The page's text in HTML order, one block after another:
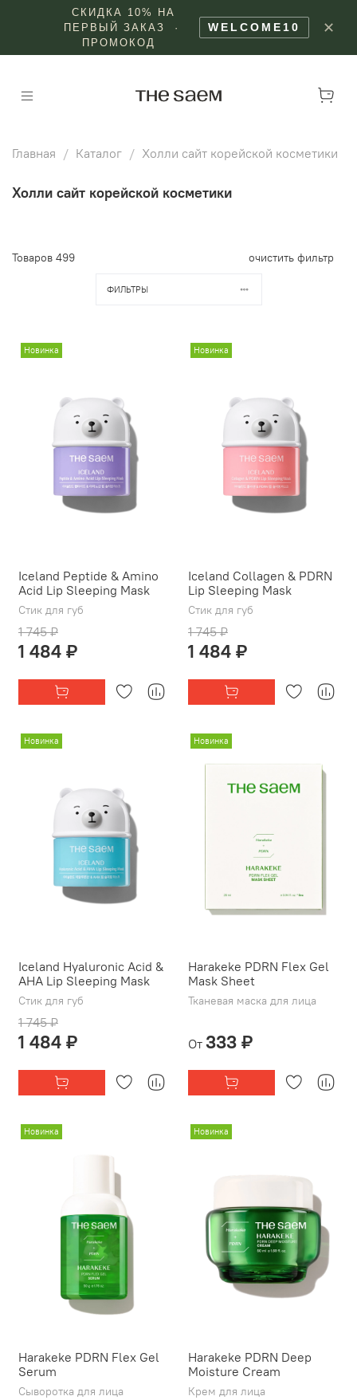
СКИДКА 10% НА
ПЕРВЫЙ ЗАКАЗ ·
ПРОМОКОД
WELCOME10 ✕
Главная Каталог Холли сайт корейской косметики
Холли сайт корейской косметики
Товаров 499 очистить фильтр
ФИЛЬТРЫ
Новинка
Iceland Peptide & Amino
Acid Lip Sleeping Mask
Стик для губ
1 745 ₽
1 484 ₽
Новинка
Iceland Collagen & PDRN
Lip Sleeping Mask
Стик для губ
1 745 ₽
1 484 ₽
Новинка
Iceland Hyaluronic Acid &
AHA Lip Sleeping Mask
Стик для губ
1 745 ₽
1 484 ₽
Новинка
Harakeke PDRN Flex Gel
Mask Sheet
Тканевая маска для лица
От 333 ₽
Новинка
Harakeke PDRN Flex Gel
Serum
Сыворотка для лица
Новинка
Harakeke PDRN Deep
Moisture Cream
Крем для лица